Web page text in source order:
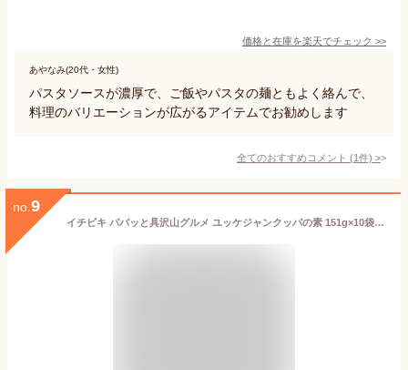
価格と在庫を楽天でチェック >>
あやなみ(20代・女性)
パスタソースが濃厚で、ご飯やパスタの麺ともよく絡んで、
料理のバリエーションが広がるアイテムでお勧めします
全てのおすすめコメント (1件) >
no. 9
イチビキ パパッと具沢山グルメ ユッケジャンクッパの素 151g×10袋入×(2ケース)｜ 送料無料 調味料 料理の素 レトルト